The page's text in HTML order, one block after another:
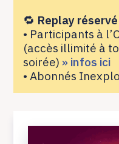
🔁 Replay
• Participants à
(accès illimité à
soirée) » infos ici
• Abonnés